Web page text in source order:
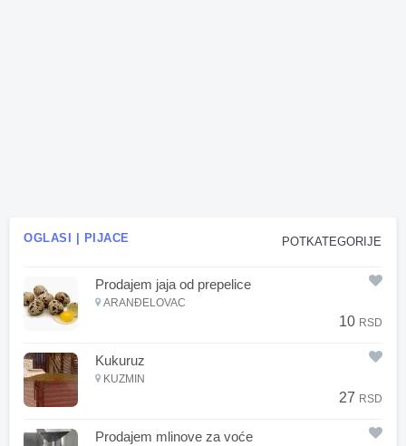
POTKATEGORIJE
OGLASI | PIJACE
Prodajem jaja od prepelice
ARANĐELOVAC
10 RSD
Kukuruz
KUZMIN
27 RSD
Prodajem mlinove za voće